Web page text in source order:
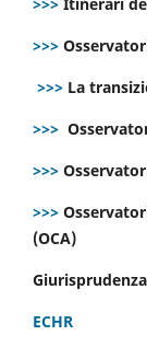
>>> Itinerari
>>>
>>> La
>>>
>>>
>>>
(OCA)
ECHR